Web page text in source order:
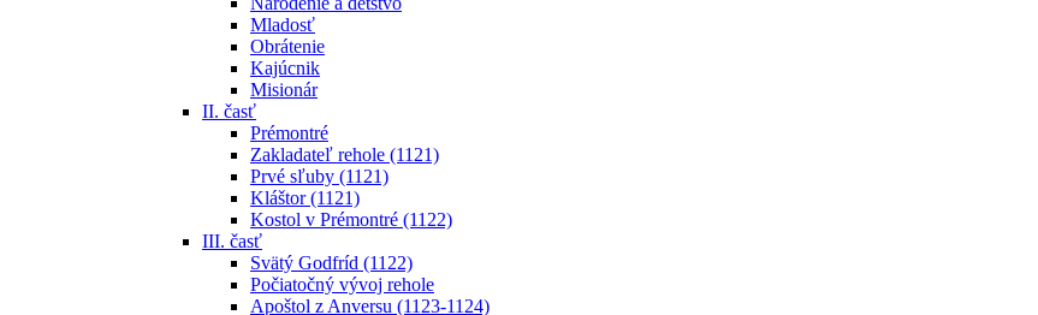
Mladosť
Obrátenie
Kajúcnik
Misionár
II. časť
Prémontré
Zakladateľ rehole (1121)
Prvé sľuby (1121)
Kláštor (1121)
Kostol v Prémontré (1122)
III. časť
Svätý Godfríd (1122)
Počiatočný vývoj rehole
Apoštol z Anversu (1123-1124)